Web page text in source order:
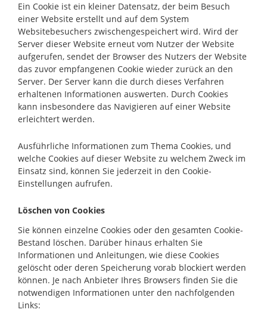
Ein Cookie ist ein kleiner Datensatz, der beim Besuch
einer Website erstellt und auf dem System
Websitebesuchers zwischengespeichert wird. Wird der
Server dieser Website erneut vom Nutzer der Website
aufgerufen, sendet der Browser des Nutzers der Website
das zuvor empfangenen Cookie wieder zurück an den
Server. Der Server kann die durch dieses Verfahren
erhaltenen Informationen auswerten. Durch Cookies
kann insbesondere das Navigieren auf einer Website
erleichtert werden.
Ausführliche Informationen zum Thema Cookies, und
welche Cookies auf dieser Website zu welchem Zweck im
Einsatz sind, können Sie jederzeit in den Cookie-
Einstellungen aufrufen.
Löschen von Cookies
Sie können einzelne Cookies oder den gesamten Cookie-
Bestand löschen. Darüber hinaus erhalten Sie
Informationen und Anleitungen, wie diese Cookies
gelöscht oder deren Speicherung vorab blockiert werden
können. Je nach Anbieter Ihres Browsers finden Sie die
notwendigen Informationen unter den nachfolgenden
Links: